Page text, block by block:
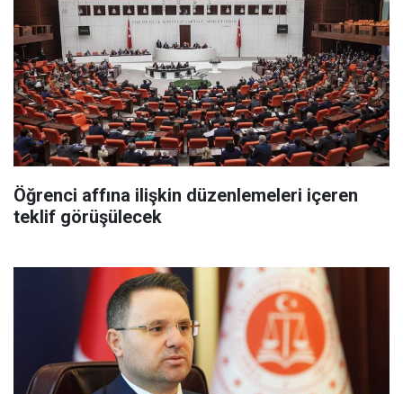
Öğrenci affına ilişkin düzenlemeleri içeren
teklif görüşülecek